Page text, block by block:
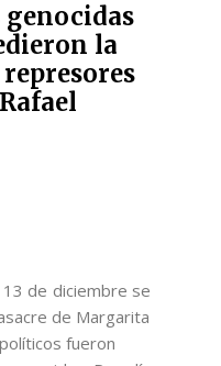
la
de diciembre se
de Margarita
fueron